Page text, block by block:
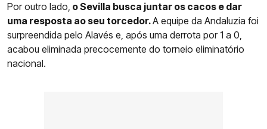
Por outro lado, o Sevilla busca juntar os cacos e dar
uma resposta ao seu torcedor.A equipe da Andaluzia foi
surpreendida pelo Alavés e, após uma derrota por 1 a 0,
acabou eliminada precocemente do torneio eliminatório
nacional.